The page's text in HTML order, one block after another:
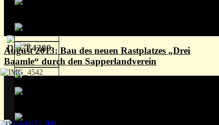
August 2013: Bau des neuen Rastplatzes „Drei
Baamle“ durch den Sapperlandverein